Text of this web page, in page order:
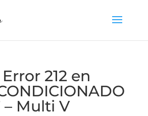
212 en
– Multi V